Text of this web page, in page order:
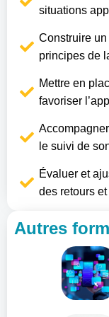
situations
Construire
principes de
Mettre en
favoriser
le suivi de
Évaluer et
des retours
Autres